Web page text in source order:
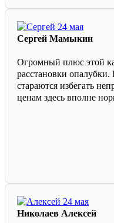
Сергей Мамыкин
Огромный плюс этой
расстановки
стараются избегать
ценам здесь вполне
Николаев Алексей